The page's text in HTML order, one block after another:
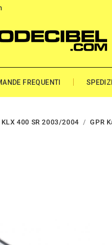
FREQUENTI
400 SR 2003/2004 GPR